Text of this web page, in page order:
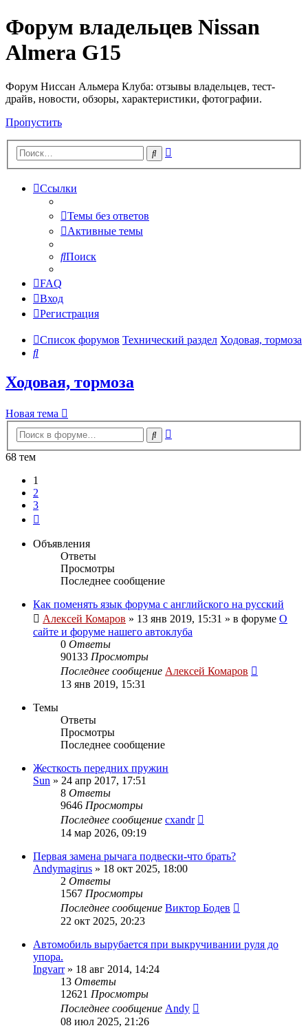
Форум владельцев Nissan
Almera G15
Форум Ниссан Альмера Клуба: отзывы владельцев, тест-
драйв, новости, обзоры, характеристики, фотографии.
Пропустить
Поиск
Ссылки
Темы без ответов
Активные темы
Поиск
FAQ
Вход
Регистрация
Список форумов Технический раздел Ходовая, тормоза
Поиск
Ходовая, тормоза
Новая тема
Поиск
68 тем
1
2
3
Объявления
Ответы
Просмотры
Последнее сообщение
Как поменять язык форума с английского на русский
Алексей Комаров » 13 янв 2019, 15:31 » в форуме О
сайте и форуме нашего автоклуба
0 Ответы
90133 Просмотры
Последнее сообщение Алексей Комаров
13 янв 2019, 15:31
Темы
Ответы
Просмотры
Последнее сообщение
Жесткость передних пружин
Sun » 24 апр 2017, 17:51
8 Ответы
9646 Просмотры
Последнее сообщение cxandr
14 мар 2026, 09:19
Первая замена рычага подвески-что брать?
Andymagirus » 18 окт 2025, 18:00
2 Ответы
1567 Просмотры
Последнее сообщение Виктор Бодев
22 окт 2025, 20:23
Автомобиль вырубается при выкручивании руля до
упора.
Ingvarr» 18 авг 2014, 14:24
13 Ответы
12621 Просмотры
Последнее сообщение Andy
08 июл 2025, 21:26